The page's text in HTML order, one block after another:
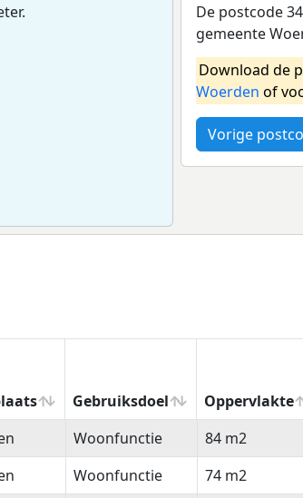
De postcode
gemeente
Download de
Woerden of
Vorige
Gebruiksdoel Oppervlakte
Gebruiksdoel Oppervlakte
Woonfunctie 84 m2
Woonfunctie 74 m2